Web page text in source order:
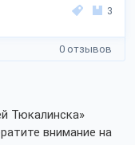
3
0 отзывов
Тюкалинска»
внимание на